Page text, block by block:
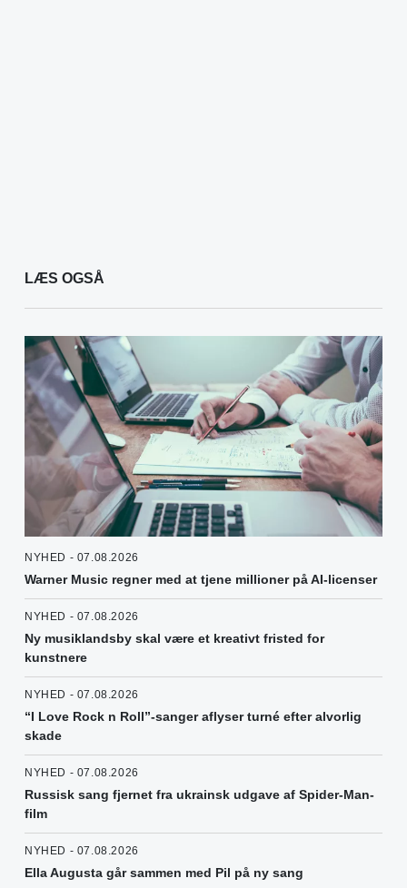
LÆS OGSÅ
NYHED - 07.08.2026
Warner Music regner med at tjene millioner på AI-licenser
NYHED - 07.08.2026
Ny musiklandsby skal være et kreativt fristed for
kunstnere
NYHED - 07.08.2026
“I Love Rock n Roll”-sanger aflyser turné efter alvorlig
skade
NYHED - 07.08.2026
Russisk sang fjernet fra ukrainsk udgave af Spider-Man-
film
NYHED - 07.08.2026
Ella Augusta går sammen med Pil på ny sang